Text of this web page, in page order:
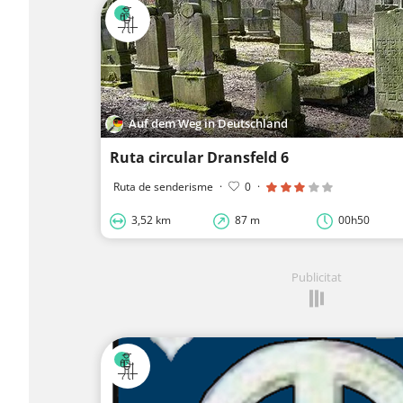
Auf dem Weg in Deutschland
Ruta circular Dransfeld 6
Ruta de senderisme · 0 ·
3,52 km 87 m 00h50
Publicitat